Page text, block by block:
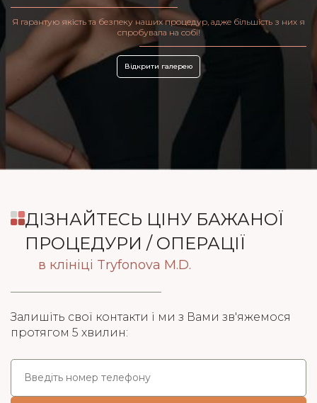
Я гарантую якість та безпеку наших процедур, адже більшість з них я
спробувала на собі!
Відкрити галерею
ДІЗНАЙТЕСЬ ЦІНУ БАЖАНОЇ
ПРОЦЕДУРИ / ОПЕРАЦІЇ
в клініці Tryfonova M.D.
Залишіть свої контакти і ми з Вами зв'яжемося
протягом 5 хвилин: